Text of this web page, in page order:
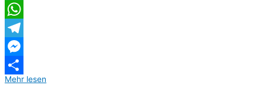
Twitter
WhatsApp
Telegram
Messenger
Teilen
Mehr lesen